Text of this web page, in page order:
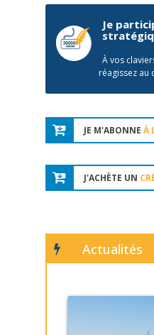
Je
À vos
réagissez au
JE M'ABONNE À
J'ACHÈTE UN
Actualités